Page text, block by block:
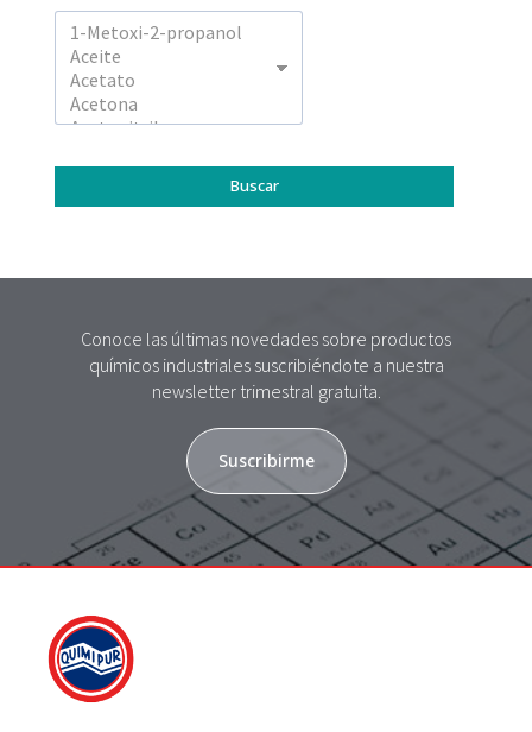
Conoce las últimas novedades sobre productos
químicos industriales suscribiéndote a nuestra
newsletter trimestral gratuita.
Suscribirme